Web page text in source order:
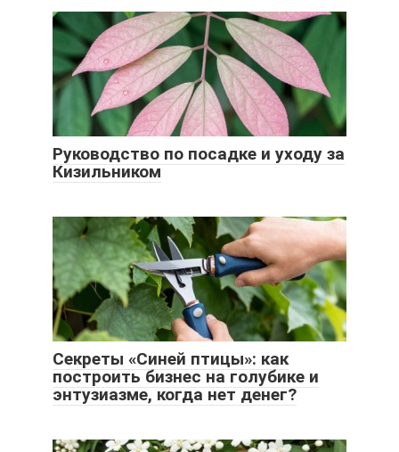
Руководство по посадке и уходу за
Кизильником
Секреты «Синей птицы»: как
построить бизнес на голубике и
энтузиазме, когда нет денег?